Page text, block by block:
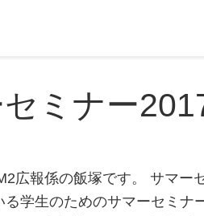
ミナー
広報係の飯塚です。 サマー
る学生のためのサマーセミ